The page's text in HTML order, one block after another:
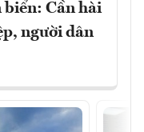
biển: Cần hài
người dân